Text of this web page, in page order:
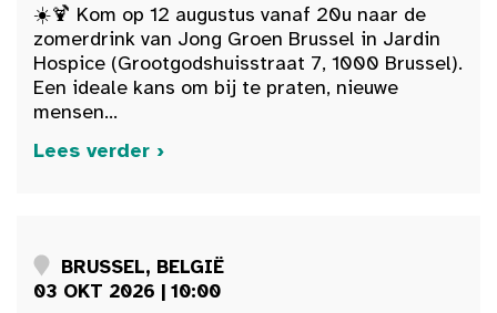
☀️🍹 Kom op 12 augustus vanaf 20u naar de
zomerdrink van Jong Groen Brussel in Jardin
Hospice (Grootgodshuisstraat 7, 1000 Brussel).
Een ideale kans om bij te praten, nieuwe
mensen...
Lees verder ›
BRUSSEL, BELGIË
03 OKT 2026 | 10:00